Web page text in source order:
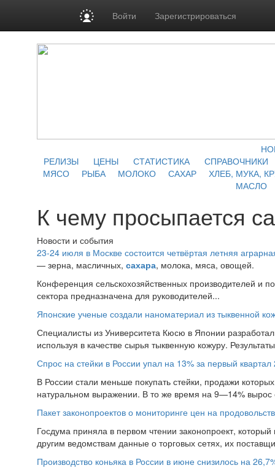
Войти Зарегистрироваться
РЕЛИЗЫ
ЦЕНЫ СТАТИСТИКА
СПРАВОЧНИКИ
МЯСО
РЫБА МОЛОКО САХАР
ХЛЕБ, МУКА,
МАСЛО
К чему просыпается
Новости и события
23-24 июля в Москве состоится четвёртая летняя
— зерна, масличных, сахара, молока, мяса, овощей.
Конференция сельскохозяйственных производителей и
сектора предназначена для руководителей...
Японские ученые создали наноматериал из тыквенной
Специалисты из Университета Кюсю в Японии
используя в качестве сырья тыквенную кожуру.
Спрос на стейки в России упал на 13% за первый квартал
В России стали меньше покупать стейки, продажи
натуральном выражении. В то же время на 9—14%
Пакет законопроектов о мониторинге цен на
Госдума приняла в первом чтении законопроект,
другим ведомствам данные о торговых сетях, их
Производство коньяка в России в июне снизилось на